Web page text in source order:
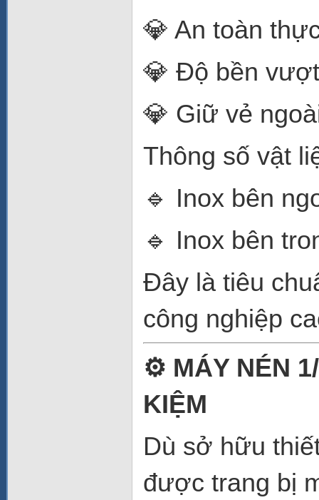
💎 An toàn
💎 Độ bền
💎 Giữ vẻ
Thông số vật
🔹 Inox bên
🔹 Inox bên
Đây là tiêu
công nghiệp
⚙️ MÁY NÉN
KIỆM
Dù sở hữu
được trang bị